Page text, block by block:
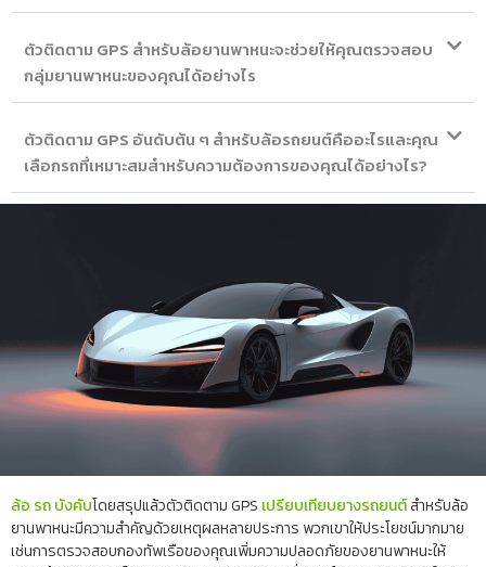
ตัวติดตาม GPS สำหรับล้อยานพาหนะจะช่วยให้คุณตรวจสอบ
กลุ่มยานพาหนะของคุณได้อย่างไร
ตัวติดตาม GPS อันดับต้น ๆ สำหรับล้อรถยนต์คืออะไรและคุณ
เลือกรถที่เหมาะสมสำหรับความต้องการของคุณได้อย่างไร?
ล้อ รถ บังคับโดยสรุปแล้วตัวติดตาม GPS เปรียบเทียบยางรถยนต์สำหรับล้อ
ยานพาหนะมีความสำคัญด้วยเหตุผลหลายประการ พวกเขาให้ประโยชน์มากมาย
เช่นการตรวจสอบกองทัพเรือของคุณเพิ่มความปลอดภัยของยานพาหนะให้